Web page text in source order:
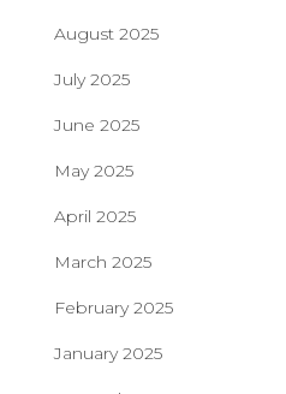
August 2025
July 2025
June 2025
May 2025
April 2025
March 2025
February 2025
January 2025